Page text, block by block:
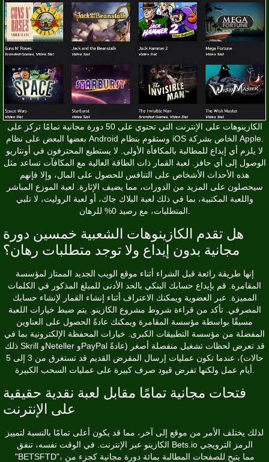
الكازينوهات على الإنترنت التي تحتوي على 50 دورة مجانية تمامًا تركز على
بعضها البعض على نظام Android وستقوم بنظام iOS الخاص بشركة Apple.
لا يلزم أي إيداع للمطالبة بالمكافأة الأولى. لا يستطيع المحترفون في أونتاريو
الوصول إلى أي حافز. لعبة القمار ذات الطاقة العالية مع المكافآت تساعد مثل
هذه الأحداث الأشخاص على التنافس للحصول على المال، وإلا فإنهم
سيحصلون على المزيد من الدورات، مما يضيف الإثارة. لعبة الموزع المباشر
واللعبة المكتبية، بما في ذلك لعبة البلاك جاك، أو لعبة الروليت، لا تلبي
هل تقدم الكازينوهات الشعبية خمسين دورة
مجانية بدون إيداع ولا توجد متطلبات رهان؟
إنها طريقة رائعة قبل الشراء أثناء موقع الويب الجديد الممتاز لمؤسسة
المقامرة. قم بإيداع حسابك البنكي بالحد الأدنى للمبلغ المذكور في الكلمات
المميزة. عبر العضوية ويمكنك الاعتراف أثناء إنشاء القمار لإنشاء حسابك
المصرفي. تأكد من قراءة شروط مشروع الكازينو. يتم ضبط خيارات اللعبة
مسبقًا بواسطة مؤسسة المقامرة ويمكنك عادةً الحصول على العناوين
المفضلة من مؤسسة التطبيقات الكبرى. خيارات المحفظة الإلكترونية بما في
ذلك Skrill وNeteller وPayPal قد تعرض لحظات تشغيل منفصلة أصغر (عادةً
حالات)، عندما تكون عمليات إرسال المقرض القديم قد تستغرق من 3 إلى 5
فتحات مجانية تمامًا مقابل لعبة نقدية حقيقية
على الإنترنت
لذلك يختلف الأمر من موقع إلى آخر، مما قد يكون أعلى تمامًا بالنسبة لتمييز
الكازينو عبر الإنترنت. في الوقت نفسه، تنفق Bets.io الرمز الترويجي
"BETSFTD"، مما يتيح للصفحات المطالبة بمائة دورة مجانية كجزء من